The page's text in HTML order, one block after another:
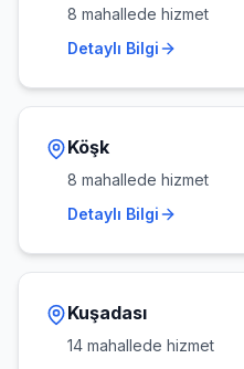
8 mahallede hizmet
Detaylı Bilgi
Köşk
8 mahallede hizmet
Detaylı Bilgi
Kuşadası
14 mahallede hizmet